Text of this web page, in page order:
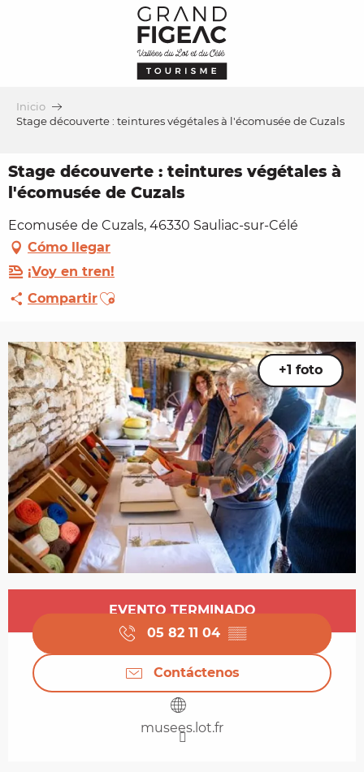
Inicio
Stage découverte : teintures végétales à l'écomusée de Cuzals
Stage découverte : teintures végétales à
l'écomusée de Cuzals
Ecomusée de Cuzals, 46330 Sauliac-sur-Célé
Cómo llegar
¡Voy en tren!
CompartirAjouter aux favoris
+1 foto
Horarios y datos de contacto
EVENTO TERMINADO
05 82 11 04 ▒▒
Contáctenos
musees.lot.fr